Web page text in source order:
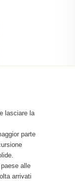
lasciare la
parte
alle
arrivati